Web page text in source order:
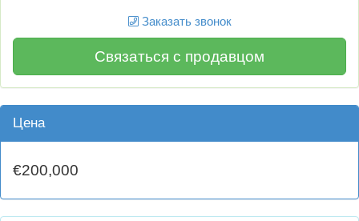
Заказать звонок
Связаться с продавцом
Цена
€200,000